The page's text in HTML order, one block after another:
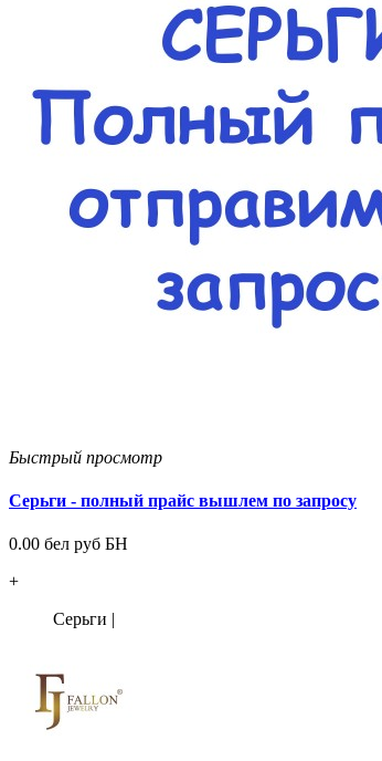
Быстрый просмотр
Серьги - полный прайс вышлем по запросу
0.00 бел руб БН
+
Серьги |